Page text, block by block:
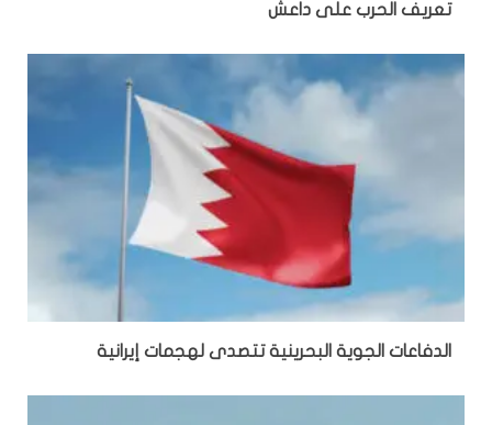
تعريف الحرب على داعش
الدفاعات الجوية البحرينية تتصدى لهجمات إيرانية